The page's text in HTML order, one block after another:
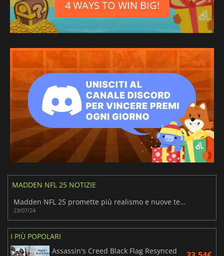
4 WAYS TO WIN BIG!
MADDEN NFL 25 NOTIZIE
Madden NFL 25 promette più realismo e nuove tecnologie
23/07/24
I PIÙ POPOLARI
Assassin's Creed Black Flag Resynced